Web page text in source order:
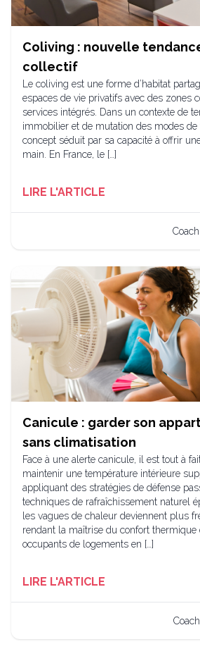
Coliving : nouvelle
collectif
Le coliving est une forme d’habitat
espaces de vie privatifs avec des zones
services intégrés. Dans un contexte de
immobilier et de mutation des modes de
concept séduit par sa capacité à offrir
main. En France, le […]
LIRE L'ARTICLE
Canicule : garder son
sans climatisation
Face à une alerte canicule, il est tout à
maintenir une température intérieure
appliquant des stratégies de défense
techniques de rafraîchissement naturel
les vagues de chaleur deviennent plus
rendant la maîtrise du confort thermique
occupants de logements en […]
LIRE L'ARTICLE